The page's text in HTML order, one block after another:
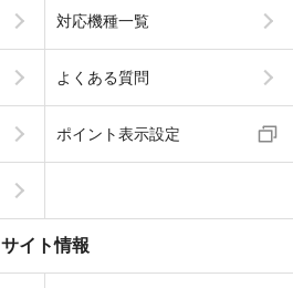
対応機種一覧
よくある質問
ポイント表示設定
サイト情報